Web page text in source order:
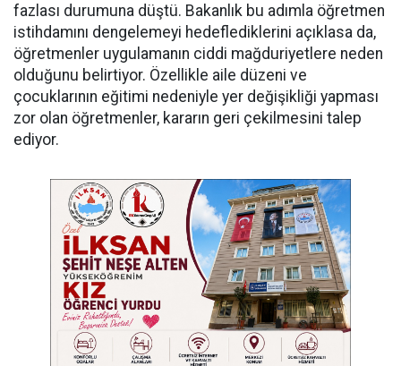
fazlası durumuna düştü. Bakanlık bu adımla öğretmen
istihdamını dengelemeyi hedeflediklerini açıklasa da,
öğretmenler uygulamanın ciddi mağduriyetlere neden
olduğunu belirtiyor. Özellikle aile düzeni ve
çocuklarının eğitimi nedeniyle yer değişikliği yapması
zor olan öğretmenler, kararın geri çekilmesini talep
ediyor.